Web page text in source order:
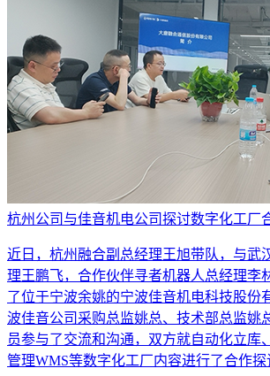
杭州公司与佳音机电公司探讨数字化工厂
近日，杭州融合副总经理王旭带队，与武
理王鹏飞，合作伙伴寻者机器人总经理李
了位于宁波余姚的宁波佳音机电科技股份
波佳音公司采购总监姚总、技术部总监姚
员参与了交流和沟通，双方就自动化立库
管理WMS等数字化工厂内容进行了合作探